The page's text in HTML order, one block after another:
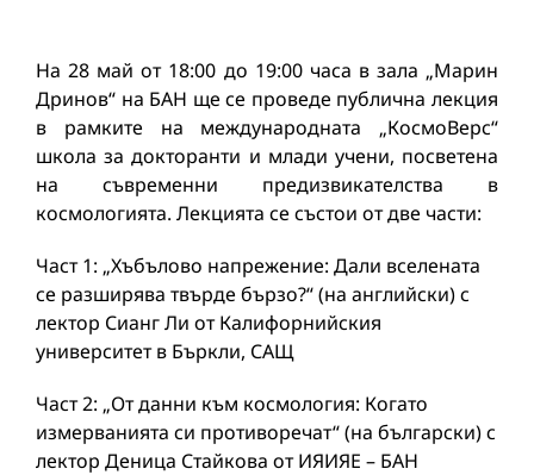
На 28 май от 18:00 до 19:00 часа в зала „Марин
Дринов“ на БАН ще се проведе публична лекция
в рамките на международната „КосмоВерс“
школа за докторанти и млади учени, посветена
на съвременни предизвикателства в
космологията. Лекцията се състои от две части:
Част 1: „Хъбълово напрежение: Дали вселената
се разширява твърде бързо?“ (на английски) с
лектор Сианг Ли от Калифорнийския
университет в Бъркли, САЩ
Част 2: „От данни към космология: Когато
измерванията си противоречат“ (на български) с
лектор Деница Стайкова от ИЯИЯЕ – БАН